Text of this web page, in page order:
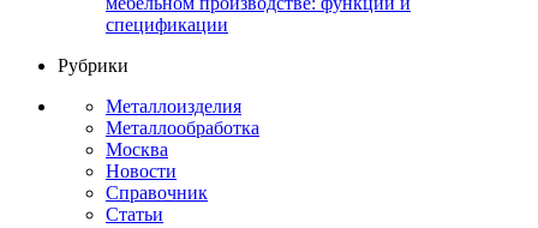
спецификации
Рубрики
Металлоизделия
Металлообработка
Москва
Новости
Справочник
Статьи